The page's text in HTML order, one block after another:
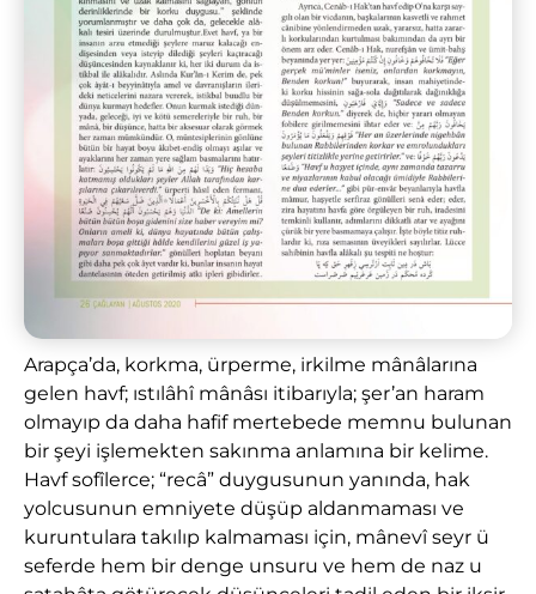
Arapça’da, korkma, ürperme, irkilme mânâlarına
gelen havf; ıstılâhî mânâsı itibarıyla; şer’an haram
olmayıp da daha hafif mertebede memnu bulunan
bir şeyi işlemekten sakınma anlamına bir kelime.
Havf sofîlerce; “recâ” duygusunun yanında, hak
yolcusunun emniyete düşüp aldanmaması ve
kuruntulara takılıp kalmaması için, mânevî seyr ü
seferde hem bir denge unsuru ve hem de naz u